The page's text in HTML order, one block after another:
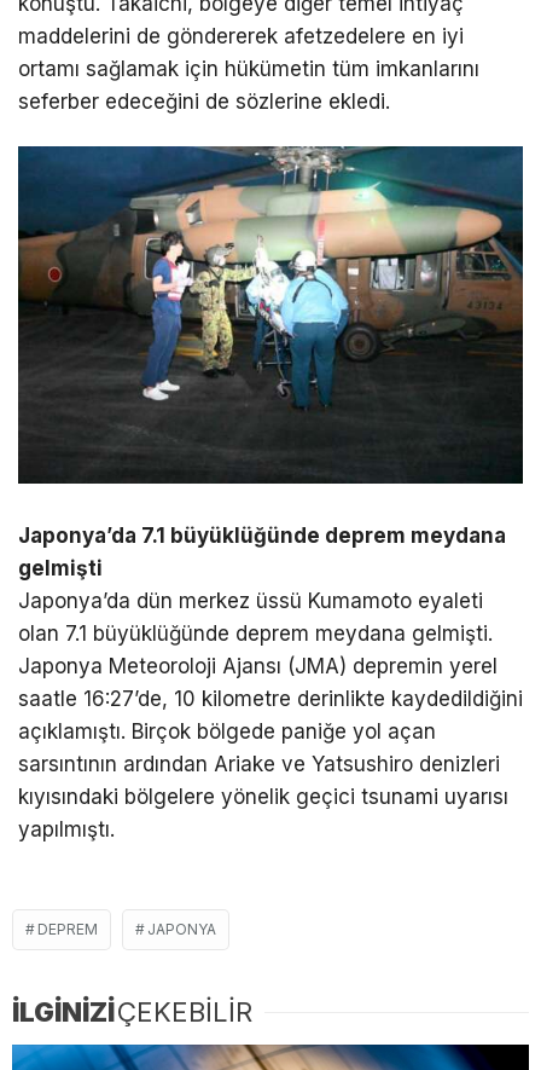
maddelerini de göndererek afetzedelere en iyi
ortamı sağlamak için hükümetin tüm imkanlarını
seferber edeceğini de sözlerine ekledi.
Japonya’da 7.1 büyüklüğünde deprem meydana
gelmişti
Japonya’da dün merkez üssü Kumamoto eyaleti
olan 7.1 büyüklüğünde deprem meydana gelmişti.
Japonya Meteoroloji Ajansı (JMA) depremin yerel
saatle 16:27’de, 10 kilometre derinlikte kaydedildiğini
açıklamıştı. Birçok bölgede paniğe yol açan
sarsıntının ardından Ariake ve Yatsushiro denizleri
kıyısındaki bölgelere yönelik geçici tsunami uyarısı
yapılmıştı.
DEPREM JAPONYA
İLGİNİZİÇEKEBİLİR